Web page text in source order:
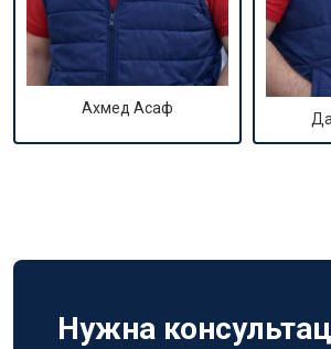
Ахмед Асаф
Нужна